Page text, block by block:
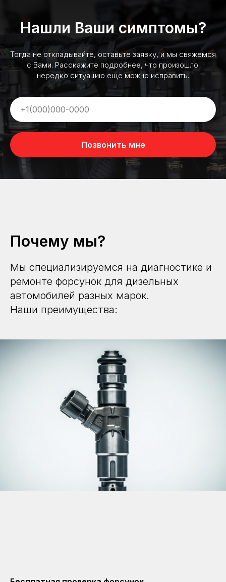
Нашли Ваши симптомы?
Тогда не откладывайте, оставьте заявку, и мы свяжемся
с Вами. Расскажите подробнее, что произошло:
нередко ситуацию ещё можно исправить.
Позвонить мне
Почему мы?
Мы специализируемся на диагностике и
ремонте форсунок для дизельных
автомобилей разных марок.
Наши преимущества: